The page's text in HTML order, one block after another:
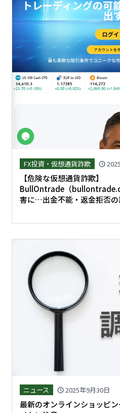
FX投資・仮想通貨詐欺 schedule
【危険な仮想通貨詐欺】
BullOntrade（
害に…出金不能・返金拒否
ニュース schedule2025年9月30日
最新のオンラインショッピ